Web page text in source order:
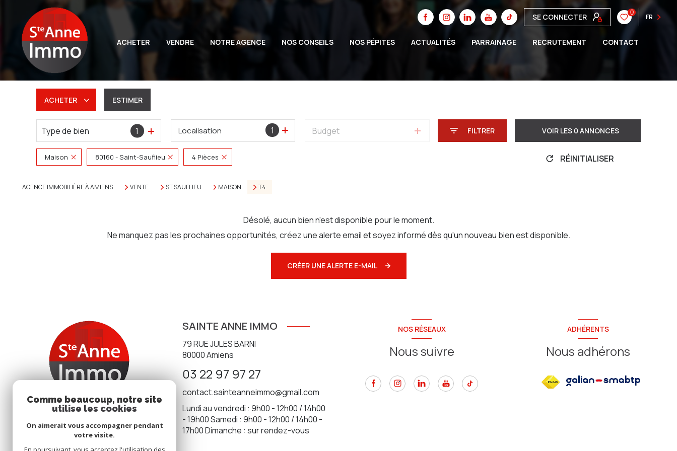
SE CONNECTER 0
FR
ACHETER VENDRE NOTRE AGENCE NOS CONSEILS NOS PÉPITES ACTUALITÉS PARRAINAGE RECRUTEMENT CONTACT
ACHETER
De l'ancien
Du neuf
De l'immo pro
ESTIMER
Type de bien 1 1
Localisation Budget FILTRER VOIR LES 0 ANNONCES
Maison 80160 - Saint-Sauflieu 4 Pièces RÉINITIALISER
AGENCE IMMOBILIÈRE À AMIENS VENTE ST SAUFLIEU MAISON T4
Désolé, aucun bien n'est disponible pour le moment.
Ne manquez pas les prochaines opportunités, créez une alerte email et soyez informé dès qu'un nouveau bien est disponible.
CRÉER UNE ALERTE E-MAIL
SAINTE ANNE IMMO
79 RUE JULES BARNI
80000Amiens
03 22 97 97 27
contact.sainteanneimmo@gmail.com
Lundi au vendredi : 9h00 - 12h00 / 14h00
- 19h00 Samedi : 9h00 - 12h00 / 14h00 -
17h00 Dimanche : sur rendez-vous
NOS RÉSEAUX
Nous suivre
ADHÉRENTS
Nous adhérons
Comme beaucoup, notre site
utilise les cookies
On aimerait vous accompagner pendant
votre visite.